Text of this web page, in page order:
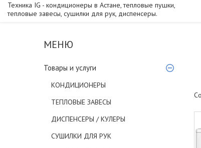
Техника IG - кондиционеры в Астане, тепловые пушки,
тепловые завесы, сушилки для рук, диспенсеры.
Товары и услуги
КОНДИЦИОНЕРЫ
ТЕПЛОВЫЕ ЗАВЕСЫ
ДИСПЕНСЕРЫ / КУЛЕРЫ
СУШИЛКИ ДЛЯ РУК